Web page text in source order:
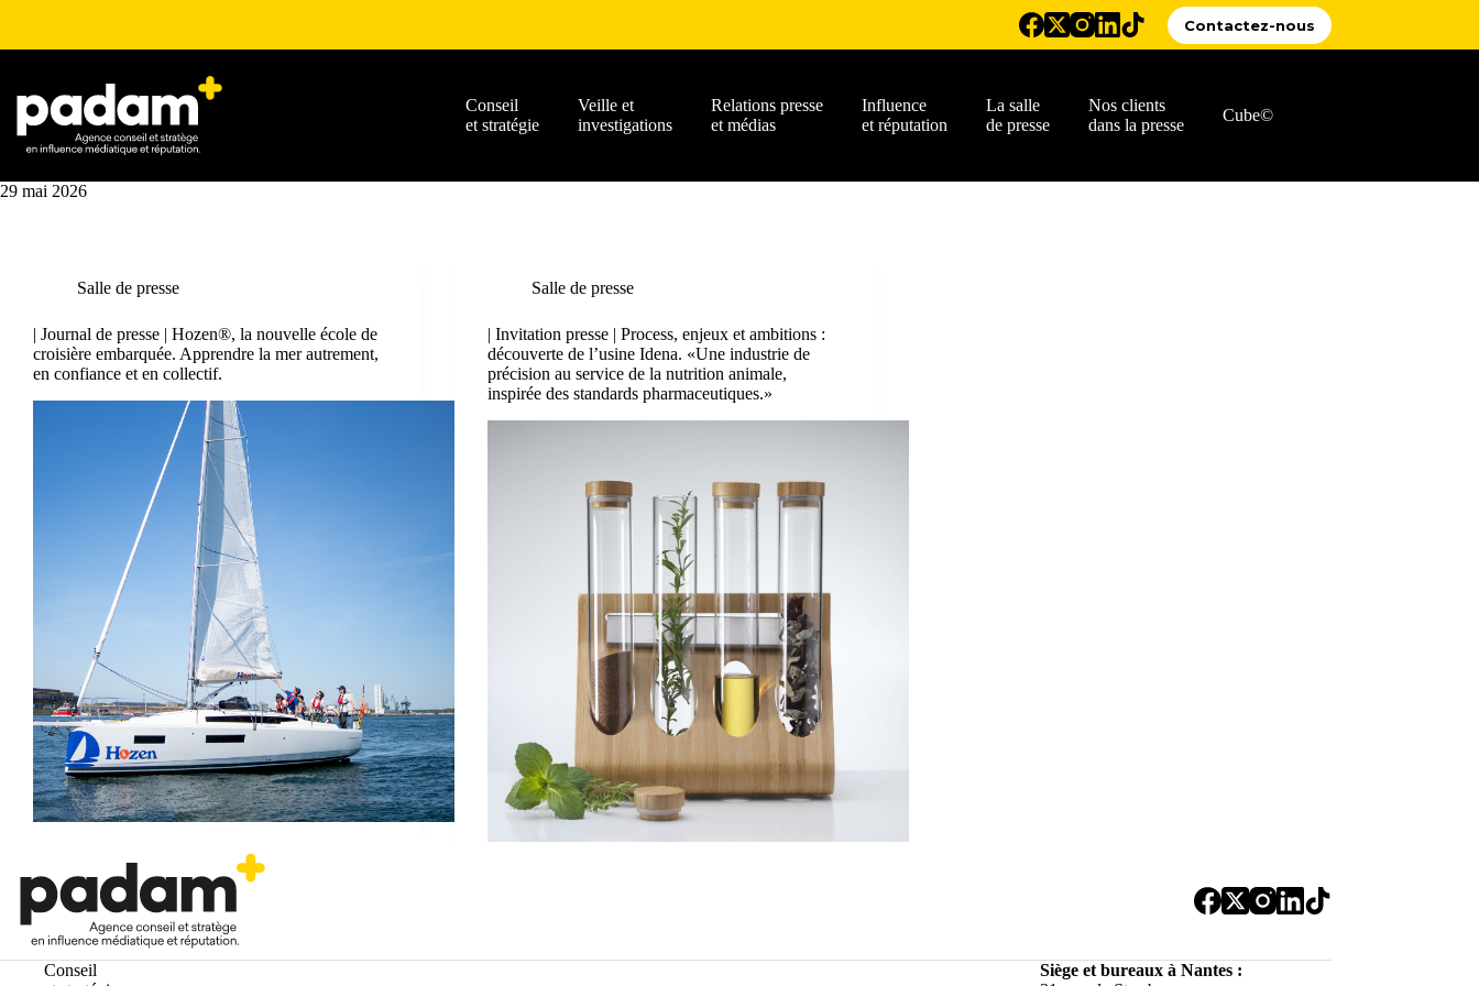
Contactez-nous
Conseil
et stratégie
Veille et
investigations
Relations presse
et médias
Influence
et réputation
La salle
de presse
Nos clients
dans la presse
Cube©
29 mai 2026
Salle de presse
| Journal de presse | Hozen®, la nouvelle école de
croisière embarquée. Apprendre la mer autrement,
en confiance et en collectif.
Salle de presse
| Invitation presse | Process, enjeux et ambitions :
découverte de l’usine Idena. «Une industrie de
précision au service de la nutrition animale,
inspirée des standards pharmaceutiques.»
Conseil
Siège et bureaux à Nantes :